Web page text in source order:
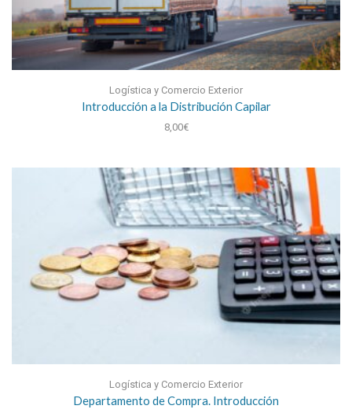
Logística y Comercio Exterior
Introducción a la Distribución Capilar
8,00€
Logística y Comercio Exterior
Departamento de Compra. Introducción